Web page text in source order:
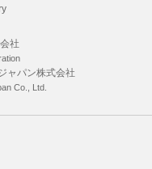
社
ャパン株式会社
Co., Ltd.